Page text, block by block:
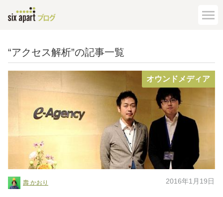
“アクセス解析”の記事一覧
オウンドメディア
壽 かおり 2016年1月19日